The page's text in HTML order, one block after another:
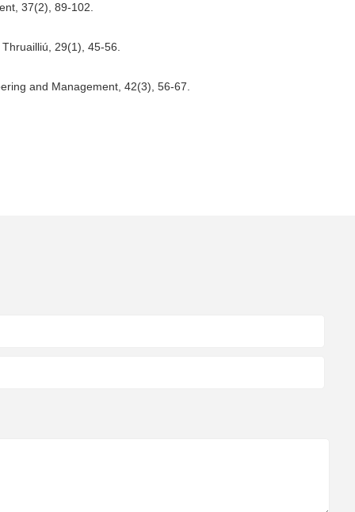
37(2), 89-102.
29(1), 45-56.
and Management, 42(3), 56-67.